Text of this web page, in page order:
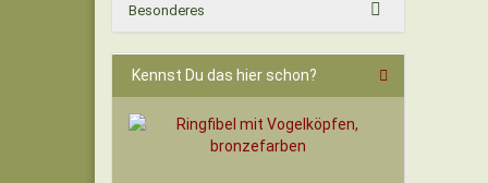
Besonderes
Kennst Du das hier schon?